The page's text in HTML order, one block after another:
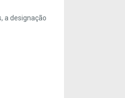
a designação